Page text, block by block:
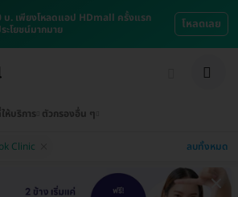
บ. เพียงโหลดแอป HDmall ครั้งแรก
โยชน์มากมาย
โหลดเลย
ห้บริการ ตัวกรองอื่น ๆ
Clinic ลบทั้งหมด